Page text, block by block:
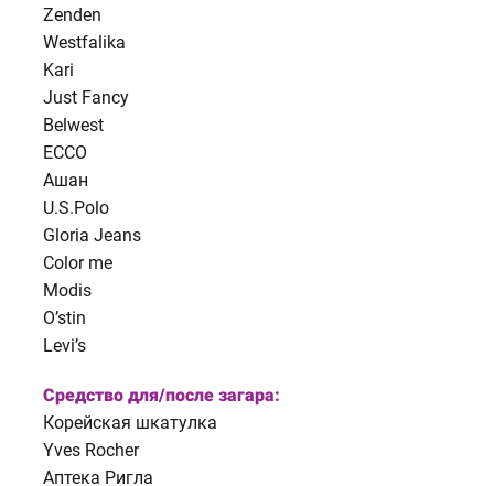
Zenden
Westfalika
Kari
Just Fancy
Belwest
ECCO
Ашан
U.S.Polo
Gloria Jeans
Color me
Modis
O’stin
Levi’s
Средство для/после загара:
Корейская шкатулка
Yves Rocher
Аптека Ригла